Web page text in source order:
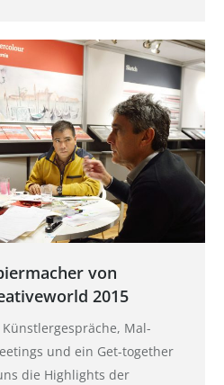
von
2015
Mal-
und ein Get-together
die Highlights der